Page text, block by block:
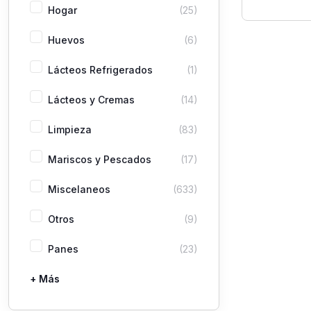
Hogar (25)
Huevos (6)
Lácteos Refrigerados (1)
Lácteos y Cremas (14)
Limpieza (83)
Mariscos y Pescados (17)
Miscelaneos (633)
Otros (9)
Panes (23)
Pastas
Picaderas
Sazones y Salsas
Vegetales
+ Más